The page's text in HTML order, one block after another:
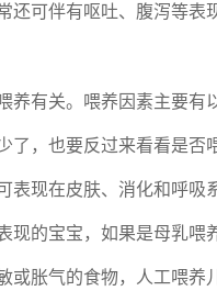
还可伴有呕吐、腹泻等表
养有关。喂养因素主要
了，也要反过来看看是
现在皮肤、消化和呼吸
的宝宝，如果是母乳喂
或胀气的食物，人工喂